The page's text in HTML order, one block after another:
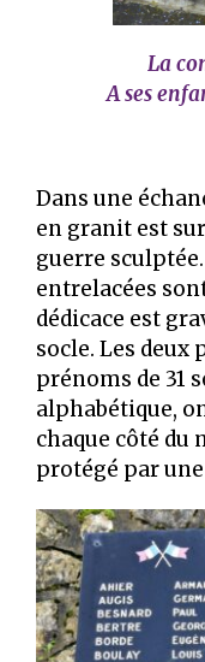
La
A ses
Dans une
en granit est
guerre
entrelacées
dédicace est
socle. Les deux
prénoms de 31
alphabétique,
chaque côté
protégé par